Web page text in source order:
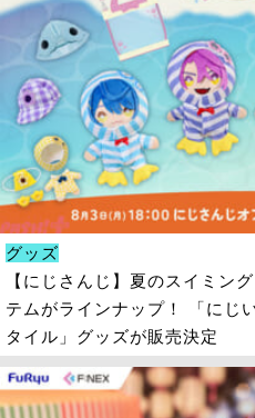
グッズ
【にじさんじ】夏のスイミン
テムがラインナップ！ 「にじ
タイル」グッズが販売決定